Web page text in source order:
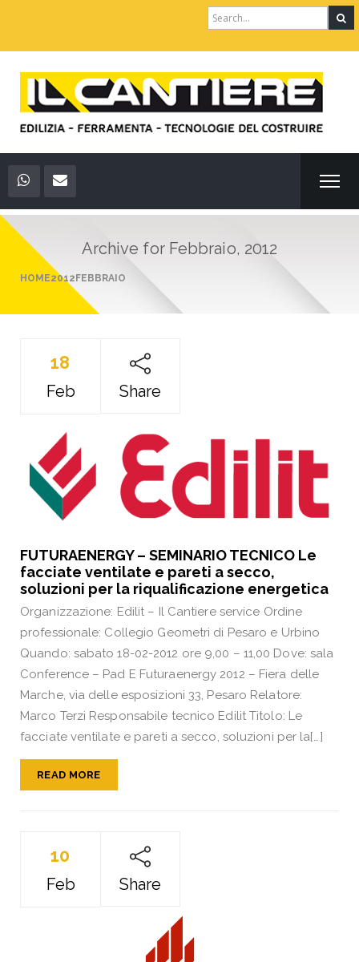
Search
for:
Archive for Febbraio, 2012
HOME2012FEBBRAIO
18
Feb Share
FUTURAENERGY – SEMINARIO TECNICO Le
facciate ventilate e pareti a secco,
soluzioni per la riqualificazione energetica
Organizzazione: Edilit – Il Cantiere service Ordine
professionale: Collegio Geometri di Pesaro e Urbino
Quando: sabato 18-02-2012 ore 9,00 – 11,00 Dove: sala
Conference – Pad E Futuraenergy 2012 – Fiera delle
Marche, via delle esposizioni 33, Pesaro Relatore:
Marco Terzi Responsabile tecnico Edilit Titolo: Le
facciate ventilate e pareti a secco, soluzioni per la[…]
READ MORE
10
Feb Share